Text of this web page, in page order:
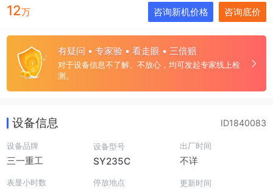
12万 咨询新机价格 咨询底价
有疑问 • 专家验 • 看走眼 • 三倍赔
对于设备信息不了解、不放心，均可发起专家线上检
测。
设备信息 ID1840083
设备品牌
三一重工
设备型号
SY235C
出厂时间
不详
表显小时数 停放地点 更新时间